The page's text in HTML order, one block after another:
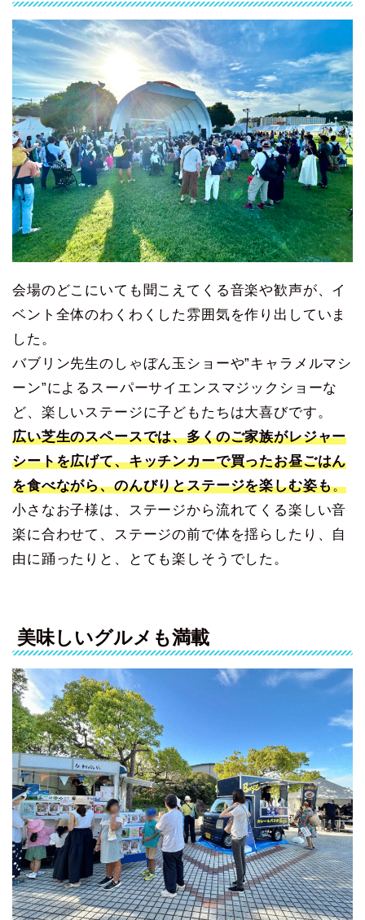
会場のどこにいても聞こえてくる音楽や歓声が、イ
ベント全体のわくわくした雰囲気を作り出していま
した。
バブリン先生のしゃぼん玉ショーや”キャラメルマシ
ーン”によるスーパーサイエンスマジックショーな
ど、楽しいステージに子どもたちは大喜びです。
広い芝生のスペースでは、多くのご家族がレジャー
シートを広げて、キッチンカーで買ったお昼ごはん
を食べながら、のんびりとステージを楽しむ姿も。
小さなお子様は、ステージから流れてくる楽しい音
楽に合わせて、ステージの前で体を揺らしたり、自
由に踊ったりと、とても楽しそうでした。
美味しいグルメも満載